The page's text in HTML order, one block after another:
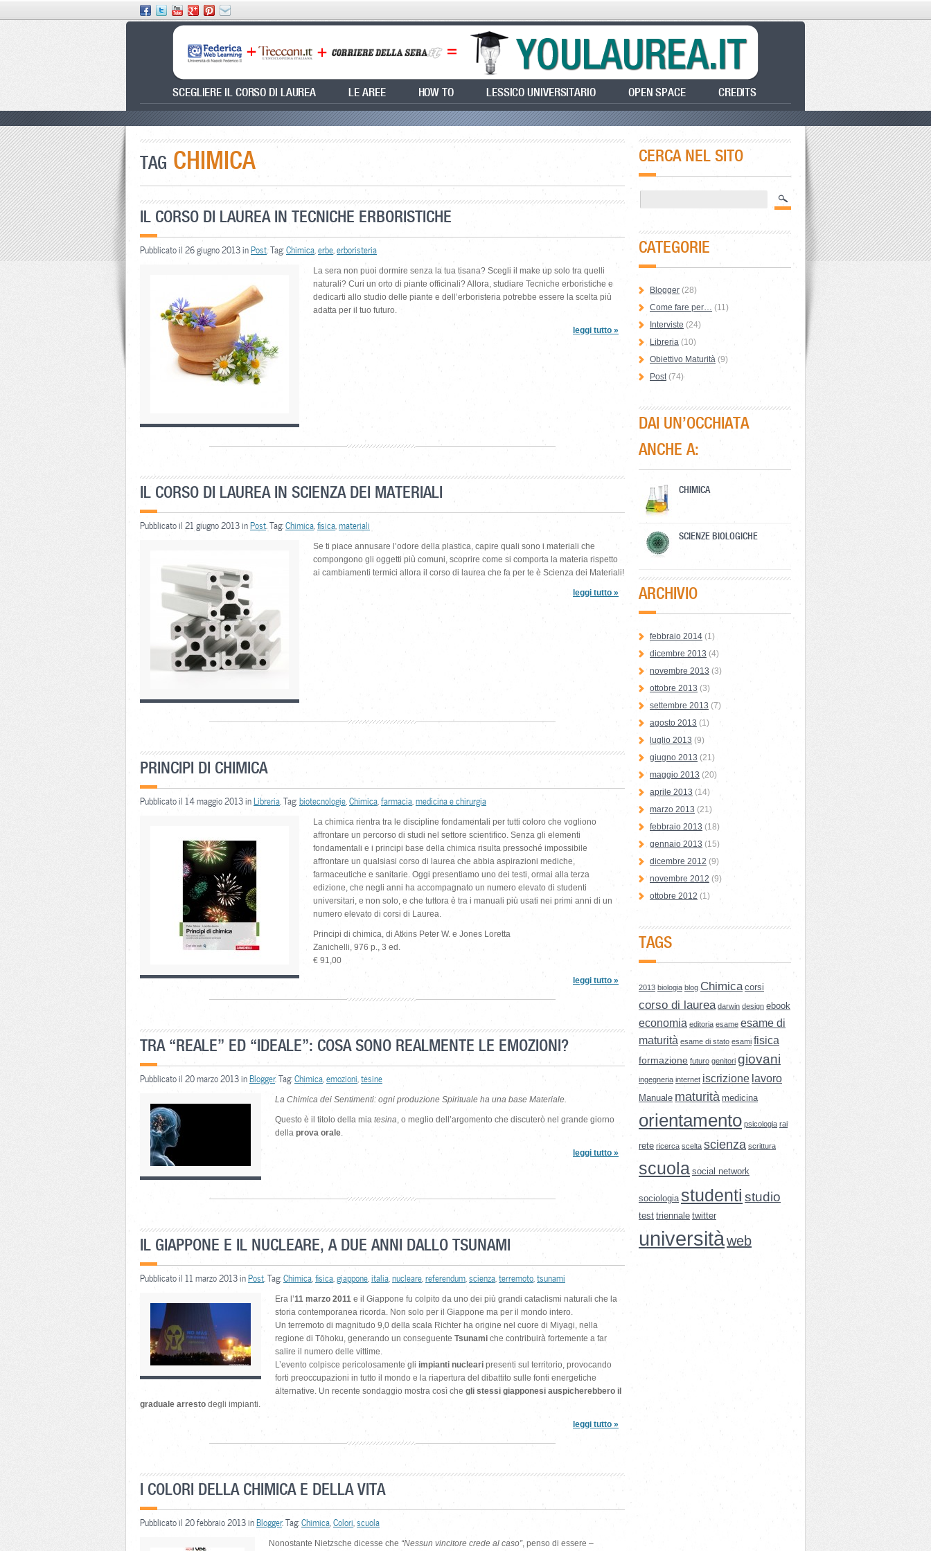
SCEGLIERE IL CORSO DI LAUREA LE AREE HOW TO LESSICO UNIVERSITARIO OPEN SPACE CREDITS
TAG CHIMICA
IL CORSO DI LAUREA IN TECNICHE ERBORISTICHE
Pubblicato il 26 giugno 2013 inPost . Tag:Chimica erbe erboristeria
La sera non puoi dormire senza la tua tisana? Scegli il make up solo tra quelli
naturali? Curi un orto di piante officinali? Allora, studiare Tecniche erboristiche e
dedicarti allo studio delle piante e dell’erboristeria potrebbe essere la scelta più
adatta per il tuo futuro.
leggi tutto »
IL CORSO DI LAUREA IN SCIENZA DEI MATERIALI
Pubblicato il 21 giugno 2013 inPost . Tag:Chimica fisica materiali
Se ti piace annusare l’odore della plastica, capire quali sono i materiali che
compongono gli oggetti più comuni, scoprire come si comporta la materia rispetto
ai cambiamenti termici allora il corso di laurea che fa per te è Scienza dei Materiali!
leggi tutto »
PRINCIPI DI CHIMICA
Pubblicato il 14 maggio 2013 inLibreria . Tag:biotecnologie Chimica farmacia medicina e chirurgia
La chimica rientra tra le discipline fondamentali per tutti coloro che vogliono
affrontare un percorso di studi nel settore scientifico. Senza gli elementi
fondamentali e i principi base della chimica risulta pressoché impossibile
affrontare un qualsiasi corso di laurea che abbia aspirazioni mediche,
farmaceutiche e sanitarie. Oggi presentiamo uno dei testi, ormai alla terza
edizione, che negli anni ha accompagnato un numero elevato di studenti
universitari, e non solo, e che tuttora è tra i manuali più usati nei primi anni di un
numero elevato di corsi di Laurea.
Principi di chimica, di Atkins Peter W. e Jones Loretta
Zanichelli, 976 p., 3 ed.
€ 91,00
leggi tutto »
TRA “REALE” ED “IDEALE”: COSA SONO REALMENTE LE EMOZIONI?
Pubblicato il 20 marzo 2013 inBlogger. Tag:Chimica emozioni tesine
La Chimica dei Sentimenti: ogni produzione Spirituale ha una base Materiale.
Questo è il titolo della mia tesina, o meglio dell’argomento che discuterò nel grande giorno
della prova orale.
leggi tutto »
IL GIAPPONE E IL NUCLEARE, A DUE ANNI DALLO TSUNAMI
Pubblicato il 11 marzo 2013 inPost . Tag:Chimica fisica giappone italia nucleare referendum scienza terremoto tsunami
Era l’11 marzo 2011 e il Giappone fu colpito da uno dei più grandi cataclismi naturali che la
storia contemporanea ricorda. Non solo per il Giappone ma per il mondo intero.
Un terremoto di magnitudo 9,0 della scala Richter ha origine nel cuore di Miyagi, nella
regione di Tōhoku, generando un conseguente Tsunami che contribuirà fortemente a far
salire il numero delle vittime.
L’evento colpisce pericolosamente gli impianti nucleari presenti sul territorio, provocando
forti preoccupazioni in tutto il mondo e la riapertura del dibattito sulle fonti energetiche
alternative. Un recente sondaggio mostra così che gli stessi giapponesi auspicherebbero il
graduale arresto degli impianti.
leggi tutto »
I COLORI DELLA CHIMICA E DELLA VITA
Pubblicato il 20 febbraio 2013 inBlogger. Tag:Chimica Colori scuola
Nonostante Nietzsche dicesse che “Nessun vincitore crede al caso”, penso di essere –
CERCA NEL SITO
CATEGORIE
Blogger (28)
Come fare per… (11)
Interviste (24)
Libreria (10)
Obiettivo Maturità (9)
Post(74)
DAI UN’OCCHIATA
ANCHE A:
CHIMICA
SCIENZE BIOLOGICHE
ARCHIVIO
febbraio 2014 (1)
dicembre 2013 (4)
novembre 2013 (3)
ottobre 2013 (3)
settembre 2013 (7)
agosto 2013 (1)
luglio 2013 (9)
giugno 2013 (21)
maggio 2013 (20)
aprile 2013 (14)
marzo 2013 (21)
febbraio 2013 (18)
gennaio 2013 (15)
dicembre 2012 (9)
novembre 2012 (9)
ottobre 2012 (1)
TAGS
2013 biologia blog Chimica corsi
corso di laurea darwin design ebook
economia editoria esame esame di
maturità esame di stato esami fisica
formazione futuro genitori giovani
ingegneria internet iscrizione lavoro
Manuale maturità medicina
orientamento psicologia rai
rete ricerca scelta scienza scrittura
scuola social network
sociologia studenti studio
test triennale twitter
universitàweb